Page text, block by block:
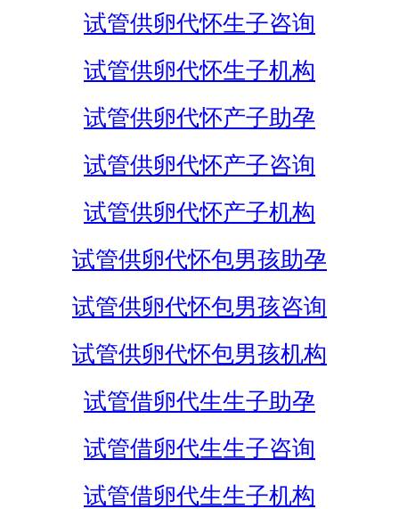
试管供卵代怀生子咨询
试管供卵代怀生子机构
试管供卵代怀产子助孕
试管供卵代怀产子咨询
试管供卵代怀产子机构
试管供卵代怀包男孩助孕
试管供卵代怀包男孩咨询
试管供卵代怀包男孩机构
试管借卵代生生子助孕
试管借卵代生生子咨询
试管借卵代生生子机构